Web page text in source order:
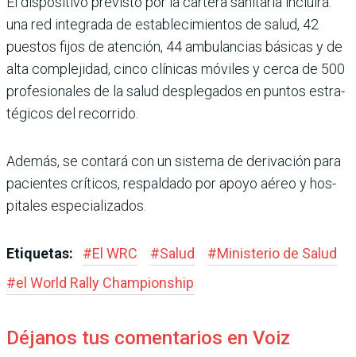
una red integrada de esta­blecimientos de salud, 42
puestos fijos de atención, 44 ambulancias básicas y de
alta complejidad, cinco clínicas móviles y cerca de 500
profesionales de la salud desplegados en puntos estra­
tégicos del recorrido.
Además, se contará con un sistema de derivación para
pacientes críticos, respal­dado por apoyo aéreo y hos­
pitales especializados.
Etiquetas: #El WRC #Salud #Ministerio de Salud
#el World Rally Champions­hip
Déjanos tus comentarios en Voiz